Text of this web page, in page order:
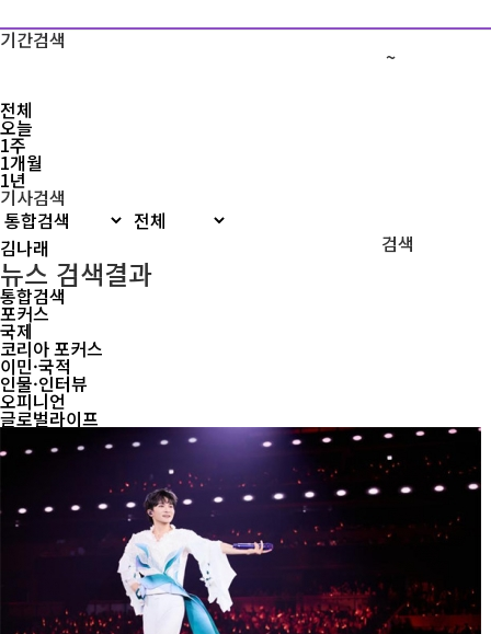
기간검색
~
전체
오늘
1주
1개월
1년
기사검색
검색
뉴스 검색결과
통합검색
포커스
국제
코리아 포커스
이민·국적
인물·인터뷰
오피니언
글로벌라이프